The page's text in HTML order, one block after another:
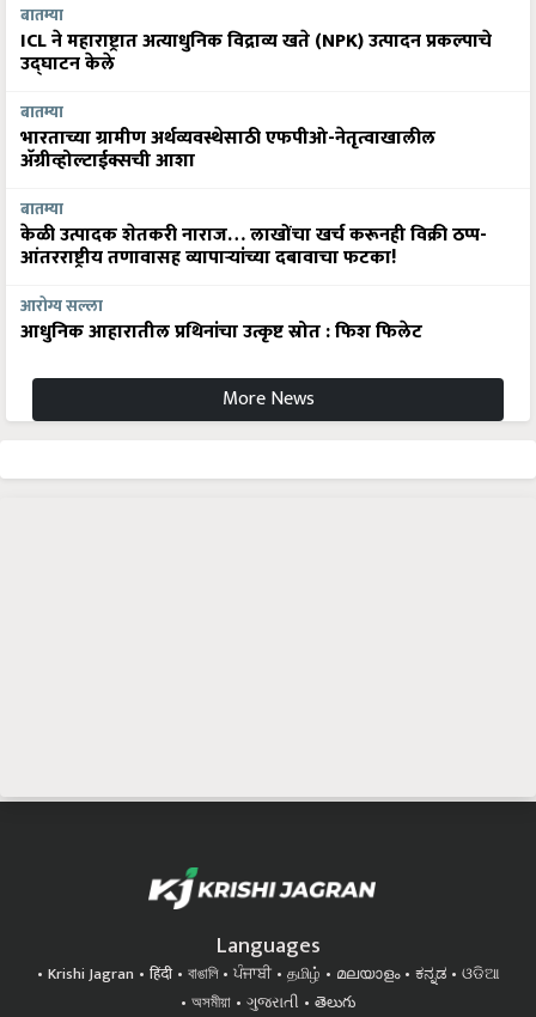
बातम्या
ICL ने महाराष्ट्रात अत्याधुनिक विद्राव्य खते (NPK) उत्पादन प्रकल्पाचे
उद्घाटन केले
बातम्या
भारताच्या ग्रामीण अर्थव्यवस्थेसाठी एफपीओ-नेतृत्वाखालील
अ‍ॅग्रीव्होल्टाईक्सची आशा
बातम्या
केळी उत्पादक शेतकरी नाराज… लाखोंचा खर्च करूनही विक्री ठप्प-
आंतरराष्ट्रीय तणावासह व्यापाऱ्यांच्या दबावाचा फटका!
आरोग्य सल्ला
आधुनिक आहारातील प्रथिनांचा उत्कृष्ट स्रोत : फिश फिलेट
More News
Languages
Krishi Jagran हिंदी বাঙালি ਪੰਜਾਬੀ தமிழ் മലയാളം ಕನ್ನಡ
ଓଡିଆ
অসমীয়া
ગુજરાતી తెలుగు